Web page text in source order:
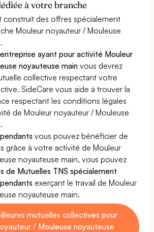
à votre branche
construit des offres spécialement
Mouleur noyauteur / Mouleuse
ayant pour activité Mouleur
noyauteuse main vous devrez
collective respectant votre
SideCare vous aide à trouver la
respectant les conditions légales
de Mouleur noyauteur / Mouleuse
vous pouvez bénéficier de
grâce à votre activité de Mouleur
noyauteuse main, vous pouvez
de Mutuelles TNS spécialement
exerçant le travail de Mouleur
noyauteuse main.
mutuelles collectives pour
/ Mouleuse noyauteuse